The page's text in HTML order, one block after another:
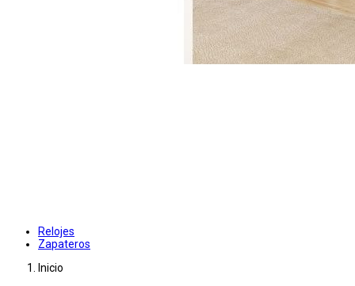
Relojes
Zapateros
Inicio